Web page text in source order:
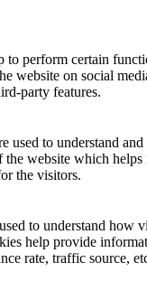
to perform certain
website on social
party features.
used to understand
the website which
the visitors.
to understand how
help provide
rate, traffic source,